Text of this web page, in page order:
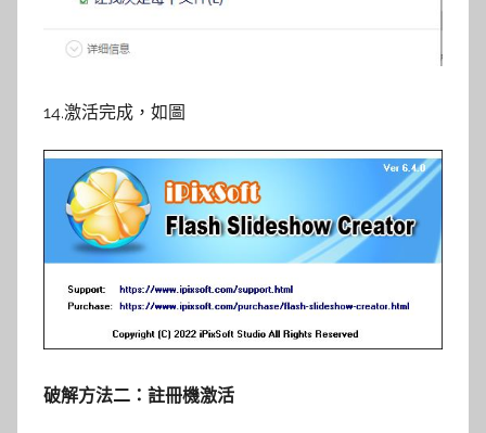
14.激活完成，如圖
破解方法二：註冊機激活